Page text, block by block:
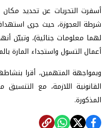
أسفرت التحريات عن تحديد مكان
شرطة العجوزة، حيث جرى
لهما معلومات جنائية)، وتبيّن
أعمال التسول واستجداء المارة
وبمواجهة المتهمين، أقرا
القانونية اللازمة، مع
المذكورة.